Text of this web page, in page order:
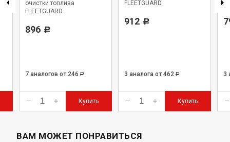
очистки топлива
FLEETGUARD
896 Р
7 аналогов от 246 Р
Купить
FLEETGUARD
912 Р
3 аналога от 462 Р
Купить
3
ВАМ МОЖЕТ ПОНРАВИТЬСЯ